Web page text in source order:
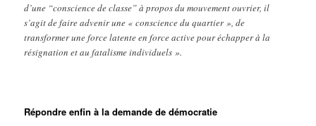
d’une “conscience de classe” à propos du mouvement ouvrier, il
s’agit de faire advenir une « conscience du quartier », de
transformer une force latente en force active pour échapper à la
résignation et au fatalisme individuels ».
Répondre enfin à la demande de démocratie